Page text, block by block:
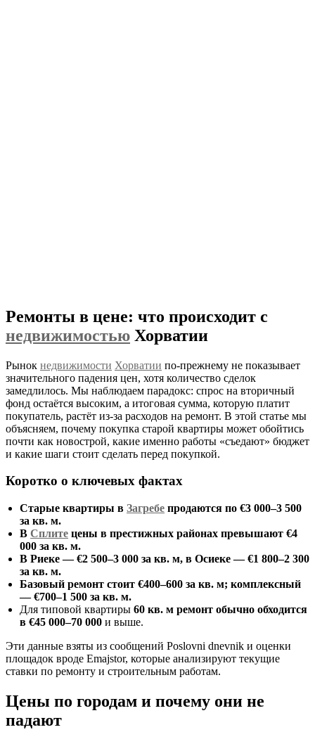
Ремонты в цене: что происходит с
недвижимостью Хорватии
Рынок недвижимости Хорватии по-прежнему не показывает
значительного падения цен, хотя количество сделок
замедлилось. Мы наблюдаем парадокс: спрос на вторичный
фонд остаётся высоким, а итоговая сумма, которую платит
покупатель, растёт из-за расходов на ремонт. В этой статье мы
объясняем, почему покупка старой квартиры может обойтись
почти как новострой, какие именно работы «съедают» бюджет
и какие шаги стоит сделать перед покупкой.
Коротко о ключевых фактах
Старые квартиры в Загребе продаются по €3 000–3 500
за кв. м.
В Сплите цены в престижных районах превышают €4
000 за кв. м.
В Риеке — €2 500–3 000 за кв. м, в Осиеке — €1 800–2 300
за кв. м.
Базовый ремонт стоит €400–600 за кв. м; комплексный
— €700–1 500 за кв. м.
Для типовой квартиры 60 кв. м ремонт обычно обходится
в €45 000–70 000 и выше.
Эти данные взяты из сообщений Poslovni dnevnik и оценки
площадок вроде Emajstor, которые анализируют текущие
ставки по ремонту и строительным работам.
Цены по городам и почему они не
падают